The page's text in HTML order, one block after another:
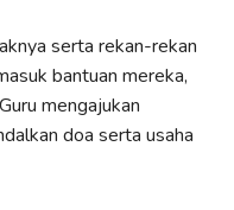
serta rekan-rekan
bantuan mereka,
mengajukan
doa serta usaha